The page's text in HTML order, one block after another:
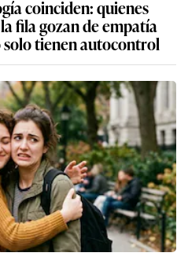
coinciden: quienes
fila gozan de empatía
tienen autocontrol